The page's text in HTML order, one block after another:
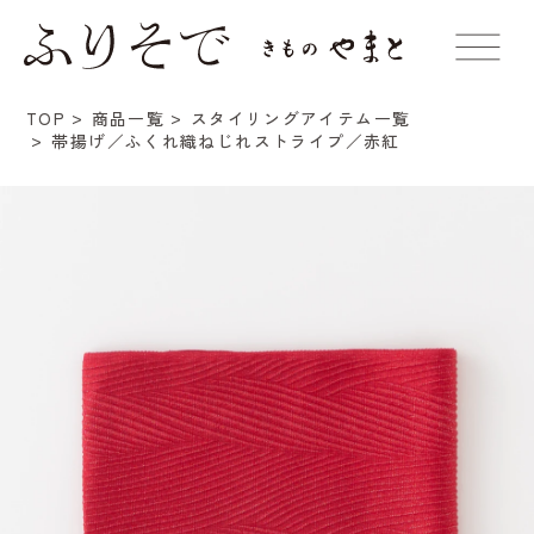
TOP 商品一覧
スタイリングアイテム一覧
帯揚げ／ふくれ織ねじれストライプ／赤紅